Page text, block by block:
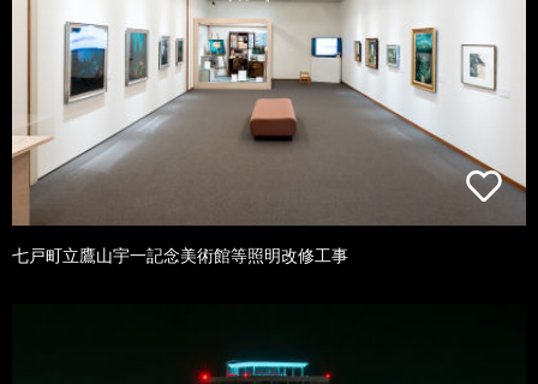
七戸町立鷹山宇一記念美術館等照明改修工事